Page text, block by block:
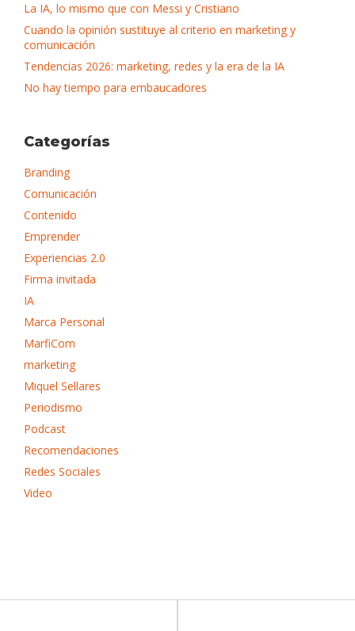
La IA, lo mismo que con Messi y Cristiano
Cuando la opinión sustituye al criterio en marketing y
comunicación
Tendencias 2026: marketing, redes y la era de la IA
No hay tiempo para embaucadores
Categorías
Branding
Comunicación
Contenido
Emprender
Experiencias 2.0
Firma invitada
IA
Marca Personal
MarfiCom
marketing
Miquel Sellares
Periodismo
Podcast
Recomendaciones
Redes Sociales
Video